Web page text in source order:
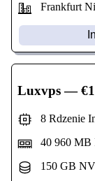
Frankfurt
Luxvps—
8 Rdzenie
40 960 MB
150 GB